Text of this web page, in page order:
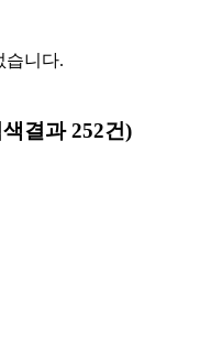
습니다.
결과 252건)